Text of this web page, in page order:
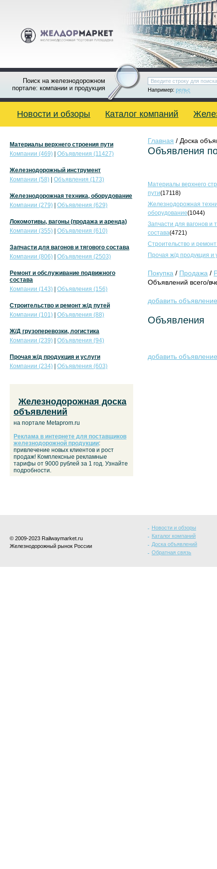
Поиск на железнодорожном
портале: компании и продукция
Например: рельс
Новости и обзоры Каталог компаний
Главная / Доска
Объявления
Материалы верхнего
пути(17118)
Железнодорожная
оборудование(1044)
Запчасти для вагонов и
состава(4721)
Строительство и
Прочая ж/д продукция и
Покупка / Продажа /
Объявлений всего/
добавить объявление
Объявления
добавить объявление
Материалы верхнего строения пути
Компании (469)
Объявления (11427)
Железнодорожный инструмент
Компании (58)
Объявления (173)
Железнодорожная техника, оборудование
Компании (279)
Объявления (629)
Локомотивы, вагоны (продажа и аренда)
Компании (355)
Объявления (610)
Запчасти для вагонов и тягового состава
Компании (806)
Объявления (2503)
Ремонт и обслуживание подвижного
состава
Компании (143)
Объявления (156)
Строительство и ремонт ж/д путей
Компании (101)
Объявления (88)
Ж/Д грузоперевозки, логистика
Компании (239)
Объявления (94)
Прочая ж/д продукция и услуги
Компании (234)
Объявления (603)
Железнодорожная доска
объявлений
на портале Metaprom.ru
Реклама в интернете для поставщиков
железнодорожной продукции:
привлечение новых клиентов и рост
продаж! Комплексные рекламные
тарифы от 9000 рублей за 1 год. Узнайте
подробности.
© 2009-2023 Railwaymarket.ru
Железнодорожный рынок России
Новости и обзоры
Каталог компаний
Доска объявлений
Обратная связь